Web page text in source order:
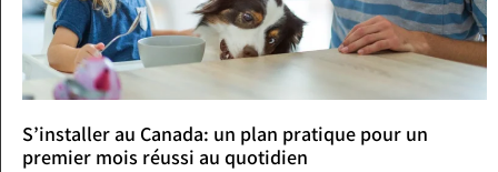
S’installer au Canada: un plan pratique pour un
premier mois réussi au quotidien